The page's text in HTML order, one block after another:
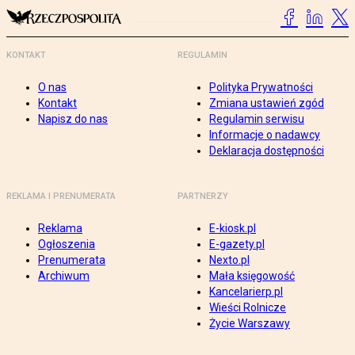
KONTAKT
O nas
Kontakt
Napisz do nas
REGULAMIN
Polityka Prywatności
Zmiana ustawień zgód
Regulamin serwisu
Informacje o nadawcy
Deklaracja dostępności
REKLAMA I PRENUMERATA
Reklama
Ogłoszenia
Prenumerata
Archiwum
PARTNERZY
E-kiosk.pl
E-gazety.pl
Nexto.pl
Mała księgowość
Kancelarierp.pl
Wieści Rolnicze
Życie Warszawy